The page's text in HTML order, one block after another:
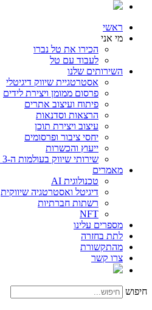
ראשי
מי אני
הכירו את טל נברו
לעבוד עם טל
השירותים שלנו
אסטרטגיית שיווק דיגיטלי
פרסום ממומן ויצירת לידים
פיתוח ועיצוב אתרים
הרצאות וסדנאות
עיצוב ויצירת תוכן
יחסי ציבור ופרסומים
ייעוץ והכשרות
שירותי שיווק בעולמות ה-WEB 3 וה-NFT
מאמרים
טכנולוגית AI
דיגיטל ואסטרטגיה שיווקית
רשתות חברתיות
NFT
מספרים עלינו
לתת בחזרה
מהתקשורת
צרו קשר
חיפוש